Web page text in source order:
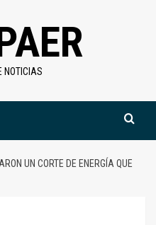
NOTICIAS
UN CORTE DE ENERGÍA QUE